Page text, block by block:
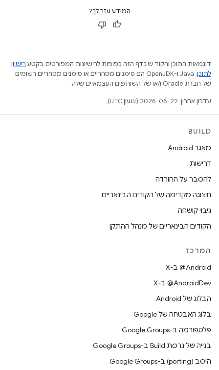
המידע עזר לך?
דוגמאות התוכן והקוד שבדף הזה כפופות לרישיונות המפורטים בקטע רישיון
לתוכן
.‏ Java ו-OpenJDK הם סימנים מסחריים או סימנים מסחריים רשומים
של חברת Oracle ו/או של השותפים העצמאיים שלה.
עדכון אחרון: 2026-06-22 (שעון UTC).
BUILD
מאגר Android
דרישות
להסבר על ההורדה
תצוגה מקדימה של הקודים הבינאריים
גיבוי קושחה
הקודים הבינאריים של מנהל ההתקן
המרכז
‫‎@Android ב-X
‫‎@AndroidDev ב-X
הבלוג של Android
בלוג האבטחה של Google
פלטפורמה ב-Google Groups
בנייה של גרסת Build ב-Google Groups
היסב (porting) ב-Google Groups